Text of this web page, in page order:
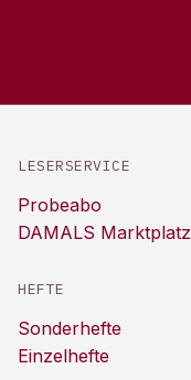
LESERSERVICE
Probeabo
DAMALS Marktplatz
HEFTE
Sonderhefte
Einzelhefte